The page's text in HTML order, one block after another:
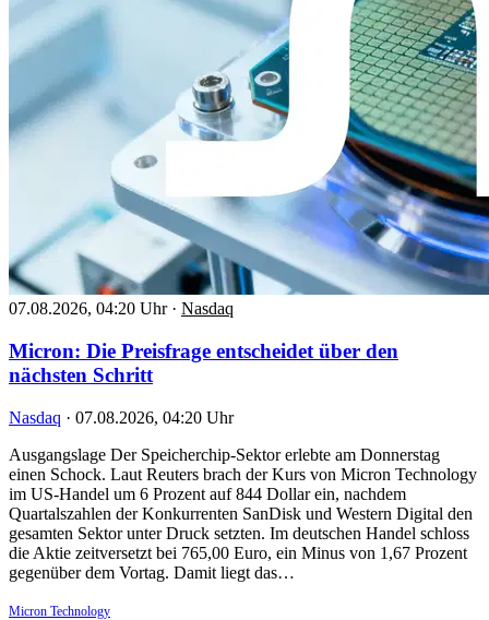
07.08.2026, 04:20 Uhr · Nasdaq
Micron: Die Preisfrage entscheidet über den
nächsten Schritt
Nasdaq · 07.08.2026, 04:20 Uhr
Ausgangslage Der Speicherchip-Sektor erlebte am Donnerstag
einen Schock. Laut Reuters brach der Kurs von Micron Technology
im US-Handel um 6 Prozent auf 844 Dollar ein, nachdem
Quartalszahlen der Konkurrenten SanDisk und Western Digital den
gesamten Sektor unter Druck setzten. Im deutschen Handel schloss
die Aktie zeitversetzt bei 765,00 Euro, ein Minus von 1,67 Prozent
gegenüber dem Vortag. Damit liegt das…
Micron Technology